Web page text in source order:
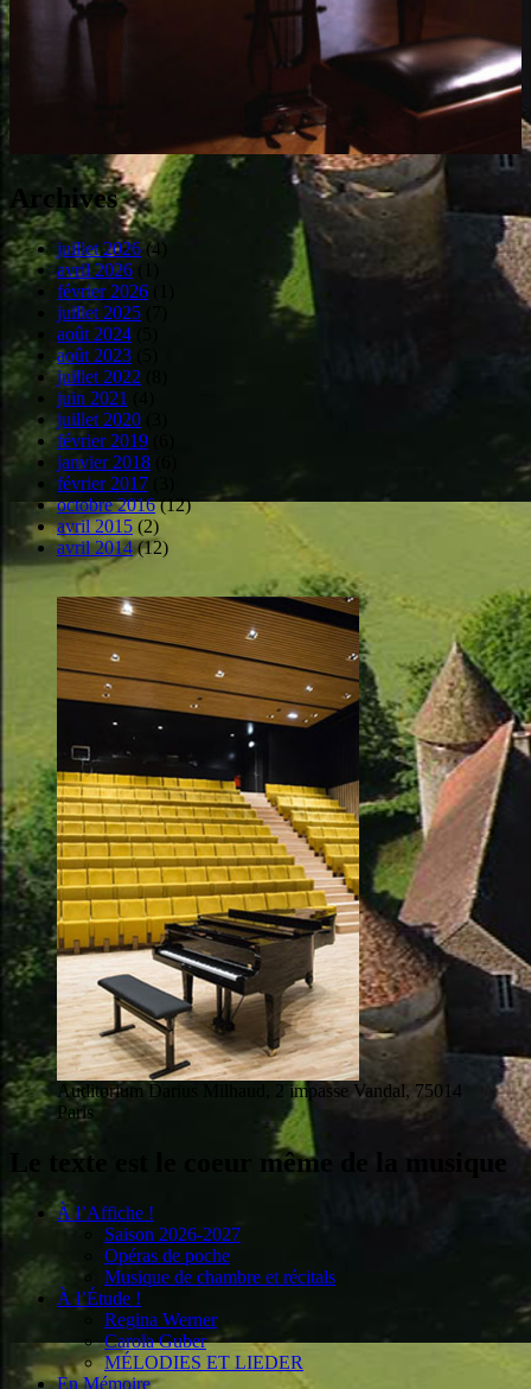
Archives
juillet 2026 (4)
avril 2026
février 2026
juillet 2025
août 2024
août 2023
juillet 2022
juin 2021
juillet 2020
février 2019
janvier 2018
février 2017
octobre 2016(12)
avril 2015 (2)
avril 2014(12)
Auditorium Darius Milhaud, 2 impasse Vandal, 75014
Paris
Le texte est le coeur même de la musique
À l’Affiche !
Saison 2026-2027
Opéras de poche
Musique de chambre et récitals
À l’Étude !
Regina Werner
Carola Guber
MÉLODIES ET LIEDER
En Mémoire